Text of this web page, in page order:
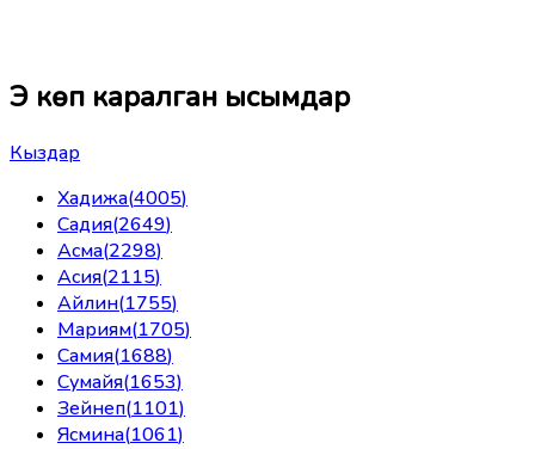
Эң көп каралган ысымдар
Кыздар
Хадижа(4005)
Садия(2649)
Асма(2298)
Асия(2115)
Айлин(1755)
Мариям(1705)
Самия(1688)
Сумайя(1653)
Зейнеп(1101)
Ясмина(1061)